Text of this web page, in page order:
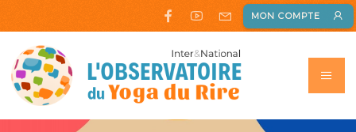
MON COMPTE